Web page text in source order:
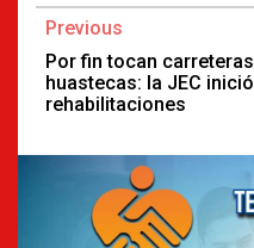
Continue
Reading
Previous
Por fin tocan carreteras
huastecas: la JEC inició
rehabilitaciones